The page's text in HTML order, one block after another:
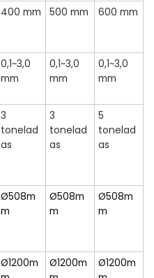
400 mm 500 mm 600 mm
0,1~3,0
mm
0,1~3,0
mm
0,1~3,0
mm
3
tonelad
as
3
tonelad
as
5
tonelad
as
Ø508m
m
Ø508m
m
Ø508m
m
Ø1200m
Ø1200m
Ø1200m